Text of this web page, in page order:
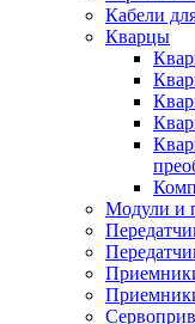
Кабели
Кварцы
Модули и